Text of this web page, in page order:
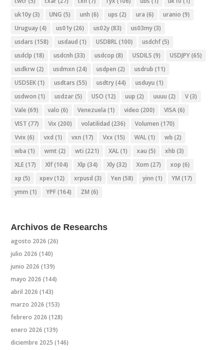
uk10y(3) UNG (5) unh (6) ups (2) ura (6) uranio (9)
Uruguay(4) us01y(26) us02y(83) us03my(3)
usdars (158) usdaud (1) USDBRL(100) usdchf(5)
usdclp (18) usdcnh (33) usdcop (8) USDILS (9) USDJPY(65)
usdkrw(2) usdmxn (24) usdpen (2) usdrub (11)
USDSEK(1) usdtars (55) usdtry(44) usduyu (1)
usdwon (1) usdzar(5) USO (12) uup (2) uuuu (2) V(3)
Vale (69) valo (6) Venezuela (1) video (200) VISA(6)
VIST (77) Vix (200) volatilidad (236) Volumen (170)
Vvix (6) vxd (1) vxn (17) Vxx (15) WAL(1) wb (2)
wba (1) wmt (2) wti (221) XAL(1) xau (5) xhb (3)
XLE(17) Xlf(104) Xlp (34) Xly(32) Xom (27) xop (6)
xp (5) xpev(12) xrpusd (3) Yen (58) yinn (1) YM (17)
ymm (1) YPF(164) ZM (6)
Archivos de Researchs
agosto 2026 (26)
julio 2026 (140)
junio 2026 (139)
mayo 2026 (144)
abril 2026 (143)
marzo 2026 (153)
febrero 2026 (128)
enero 2026 (139)
diciembre 2025 (146)